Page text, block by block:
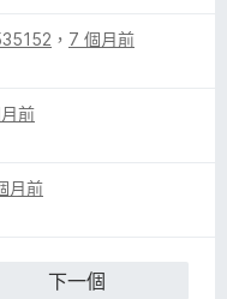
， 7 個月前
前
月前
下一個